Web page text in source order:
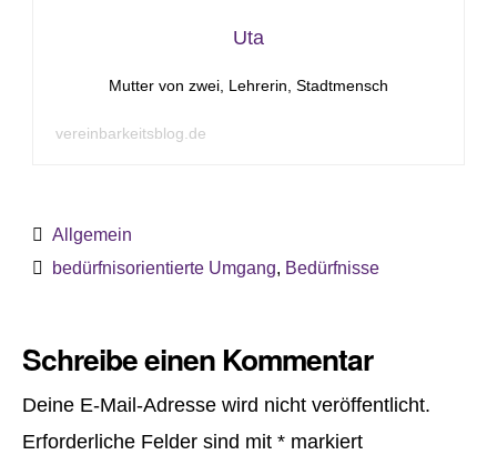
Uta
Mutter von zwei, Lehrerin, Stadtmensch
vereinbarkeitsblog.de
Allgemein
bedürfnisorientierte Umgang, Bedürfnisse
Schreibe einen Kommentar
Deine E-Mail-Adresse wird nicht veröffentlicht.
Erforderliche Felder sind mit *markiert